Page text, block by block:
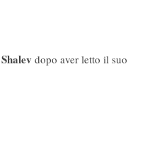
dopo aver letto il suo